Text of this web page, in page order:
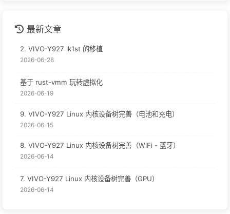
最新文章
2. VIVO-Y927 lk1st 的移植
2026-06-28
基于 rust-vmm 玩转虚拟化
2026-06-19
9. VIVO-Y927 Linux 内核设备树完善（电池和充电）
2026-06-15
8. VIVO-Y927 Linux 内核设备树完善（WiFi - 蓝牙）
2026-06-14
7. VIVO-Y927 Linux 内核设备树完善（GPU）
2026-06-14